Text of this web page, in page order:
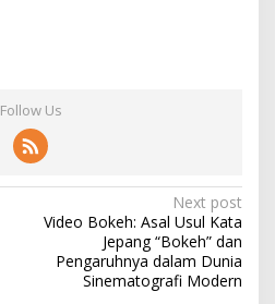
Follow Us
Next post
Video Bokeh: Asal Usul Kata
Jepang “Bokeh” dan
Pengaruhnya dalam Dunia
Sinematografi Modern